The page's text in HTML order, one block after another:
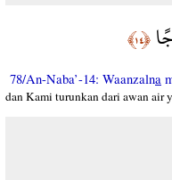
﴿١٤﴾
78/An-Naba’-14: Waanzalna
dan Kami turunkan dari awan air